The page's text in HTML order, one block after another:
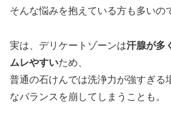
そんな悩みを抱えている方も多いの
実は、デリケートゾーンは汗腺が多
ムレやすいため、
普通の石けんでは洗浄力が強すぎる
なバランスを崩してしまうことも。